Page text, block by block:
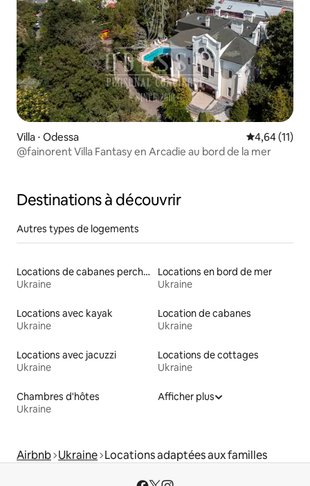
Villa ⋅ Odessa Évaluation
4,64 (11)
@fainorent Villa Fantasy en Arcadie au bord de la mer
Destinations à découvrir
Autres types de logements
Locations de cabanes perchées
Ukraine
Locations en bord de mer
Ukraine
Locations avec kayak
Ukraine
Location de cabanes
Ukraine
Locations avec jacuzzi
Ukraine
Locations de cottages
Ukraine
Chambres d'hôtes
Ukraine
Afficher plus
Airbnb Ukraine Locations adaptées aux familles